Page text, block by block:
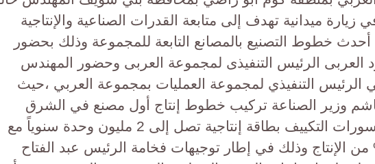
ميدانية تهدف إلى متابعة القدرات الصناعية والإنتاجية
خطوط التصنيع بالمصانع التابعة للمجموعة وذلك بحضور
الرئيس التنفيذى لمجموعة العربى وحضور المهندس
الرئيس التنفيذي لمجموعة العمليات بمجموعة العربي ،حيث
وزير الصناعة تركيب خطوط إنتاج أول مصنع في الشرق
الأوسط لتصنيع كمبروسورات التكييف بطاقة إنتاجية تصل إلى 2 مليون وحدة سنوياً مع
تصدير 50% من الإنتاج وذلك في إطار توجيهات فخامة الرئيس عبد الفتاح